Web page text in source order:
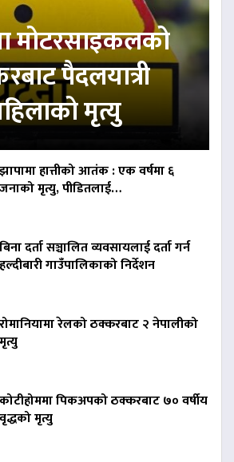
मोटरसाइकलको
पैदलयात्री
मृत्यु
झापामा हात्तीको आतंक : एक वर्षमा ६
जनाको मृत्यु, पीडितलाई…
बिना दर्ता सञ्चालित व्यवसायलाई दर्ता गर्न
हल्दीबारी गाउँपालिकाको निर्देशन
रोमानियामा रेलको ठक्करबाट २ नेपालीको
मृत्यु
कोटीहोममा पिकअपको ठक्करबाट ७० वर्षीय
वृद्धको मृत्यु